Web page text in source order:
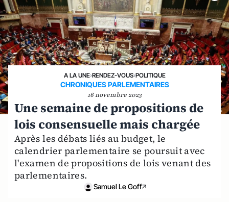
A LA UNE›RENDEZ-VOUS›POLITIQUE
CHRONIQUES PARLEMENTAIRES
16 novembre 2023
Une semaine de propositions de
lois consensuelle mais chargée
Après les débats liés au budget, le
calendrier parlementaire se poursuit avec
l'examen de propositions de lois venant des
parlementaires.
Samuel Le Goff